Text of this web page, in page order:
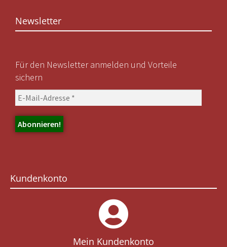
Newsletter
Für den Newsletter anmelden und Vorteile
sichern
Kundenkonto
Mein Kundenkonto